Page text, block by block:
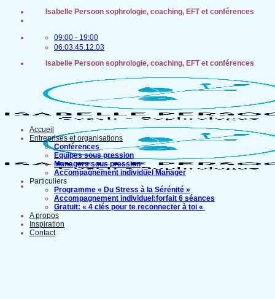
Passer
Isabelle Persoon sophrologie, coaching, EFT et conférences
09:00 - 19:00
06.03.45.12.03
Isabelle Persoon sophrologie, coaching, EFT et conférences
Accueil
Entreprises et organisations
Conférences
Equipes sous pression
Managers sous pression
Accompagnement individuel Manager
Particuliers
Programme « Du Stress à la Sérénité »
Accompagnement individuel:forfait 6 séances
Gratuit: « 4 clés pour te reconnecter à toi «
A propos
Inspiration
Contact